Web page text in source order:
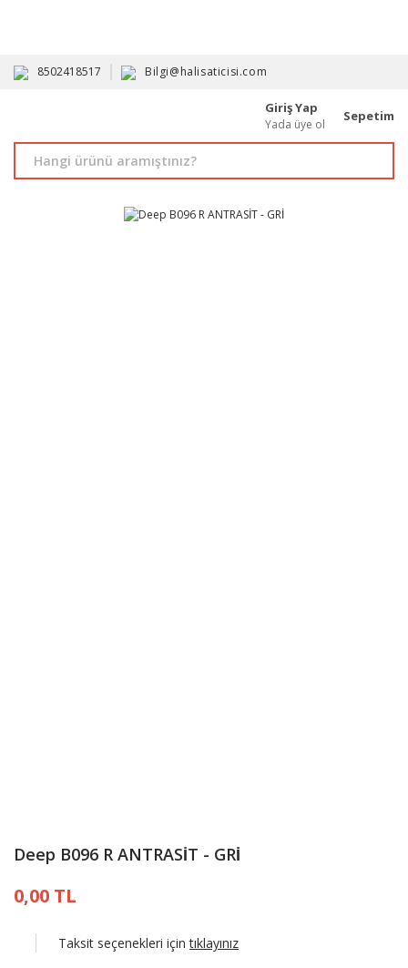
8502418517 Bilgi@halisaticisi.com
Giriş Yap
Yada üye ol
Sepetim
Deep B096 R ANTRASİT - GRİ
0,00 TL
Taksit seçenekleri içintıklayınız